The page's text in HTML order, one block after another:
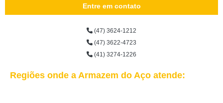
Entre em contato
(47) 3624-1212
(47) 3622-4723
(41) 3274-1226
Regiões onde a Armazem do Aço atende: